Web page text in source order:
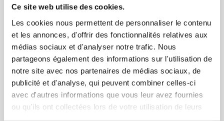
Ce site web utilise des cookies.
Les cookies nous permettent de personnaliser le contenu
et les annonces, d'offrir des fonctionnalités relatives aux
médias sociaux et d'analyser notre trafic. Nous
partageons également des informations sur l'utilisation de
notre site avec nos partenaires de médias sociaux, de
publicité et d'analyse, qui peuvent combiner celles-ci
avec d'autres informations que vous leur avez fournies
ou qu'ils ont collectées lors de votre utilisation de leurs
008
à partir de 0,87
Balle antistress Père Noël
Marquage à partir de 125 unités
Livraison à partir de18 août
Visonner